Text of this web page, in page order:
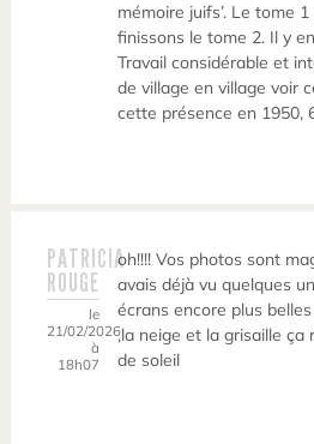
mémoire juifs’. Le tome
finissons le tome 2. Il y
Travail considérable et
de village en village voir
cette présence en 1950,
PATRICIA
ROUGE
le
21/02/2026
à
18h07
oh!!!! Vos photos sont
avais déjà vu quelques
écrans encore plus
,la neige et la grisaille ça
de soleil